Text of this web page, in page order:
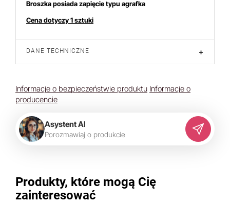
Broszka posiada zapięcie typu agrafka
Cena dotyczy 1 sztuki
DANE TECHNICZNE +
Informacje o bezpieczeństwie produktu Informacje o
producencie
Asystent AI
Porozmawiaj o produkcie
Produkty, które mogą Cię
zainteresować